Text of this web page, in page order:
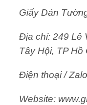
Giấy Dán
Địa chỉ: 249 Lê
Tây Hội, TP Hồ
Điện thoại /
Website: